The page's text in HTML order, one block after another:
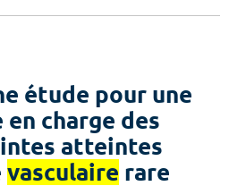
étude pour une
charge des
atteintes
vasculaire rare